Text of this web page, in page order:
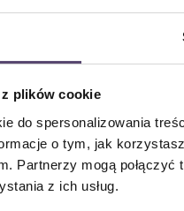
plików cookie
do spersonalizowania
o tym, jak
Partnerzy mogą
z ich usług.